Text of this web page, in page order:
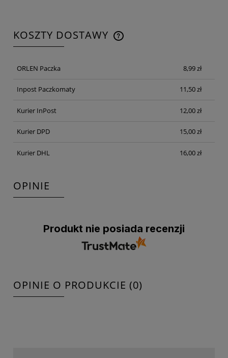
KOSZTY DOSTAWY
CENA NIE ZAWIERA EWENTUALNYCH KOSZTÓW
ORLEN Paczka
8,99 zł
Inpost Paczkomaty 11,50 zł
Kurier InPost 12,00 zł
Kurier DPD 15,00 zł
Kurier DHL 16,00 zł
OPINIE
Produkt nie posiada recenzji
OPINIE O PRODUKCIE (0)